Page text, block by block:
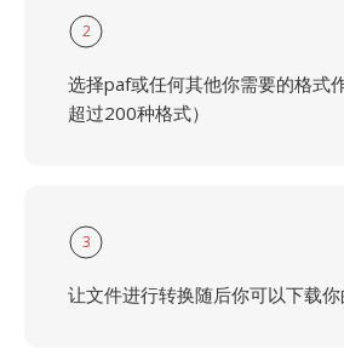
2
选择paf或任何其他你需要的格式
超过200种格式）
3
让文件进行转换随后你可以下载